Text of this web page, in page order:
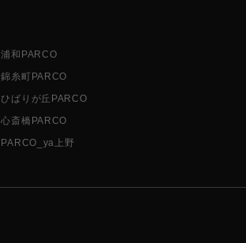
浦和PARCO
錦糸町PARCO
ひばりが丘PARCO
心斎橋PARCO
PARCO_ya上野